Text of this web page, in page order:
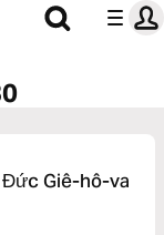
Giê-hô-va